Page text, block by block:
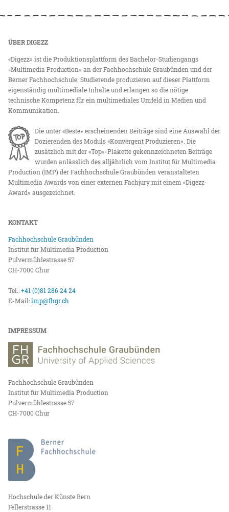
ÜBER DIGEZZ
«Digezz» ist die Produktionsplattform des Bachelor-Studiengangs
«Multimedia Production» an der Fachhochschule Graubünden und der
Berner Fachhochschule. Studierende produzieren auf dieser Plattform
eigenständig multimediale Inhalte und erlangen so die nötige
technische Kompetenz für ein multimediales Umfeld in Medien und
Kommunikation.
Die unter «Beste» erscheinenden Beiträge sind eine Auswahl der
Dozierenden des Moduls «Konvergent Produzieren». Die
zusätzlich mit der «Top»-Plakette gekennzeichneten Beiträge
wurden anlässlich des alljährlich vom Institut für Multimedia
Production (IMP) der Fachhochschule Graubünden veranstalteten
Multimedia Awards von einer externen Fachjury mit einem «Digezz-
Award» ausgezeichnet.
KONTAKT
Fachhochschule Graubünden
Institut für Multimedia Production
Pulvermühlestrasse 57
CH-7000 Chur
Tel.:+41 (0)81 286 24 24
E-Mail:imp@fhgr.ch
IMPRESSUM
Fachhochschule Graubünden
Institut für Multimedia Production
Pulvermühlestrasse 57
CH-7000 Chur
Hochschule der Künste Bern
Fellerstrasse 11